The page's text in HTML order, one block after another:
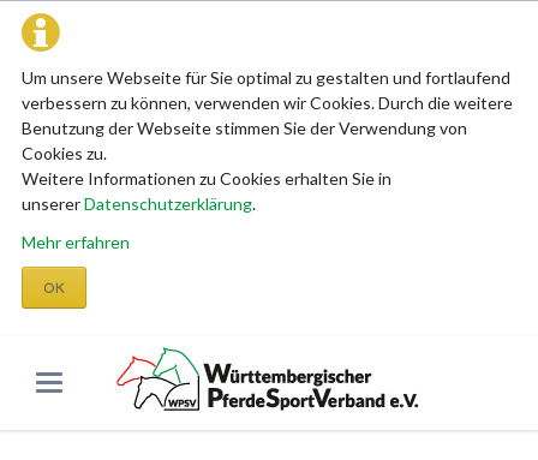
Um unsere Webseite für Sie optimal zu gestalten und fortlaufend
verbessern zu können, verwenden wir Cookies. Durch die weitere
Benutzung der Webseite stimmen Sie der Verwendung von
Cookies zu.
Weitere Informationen zu Cookies erhalten Sie in
unsererDatenschutzerklärung.
Mehr erfahren
OK